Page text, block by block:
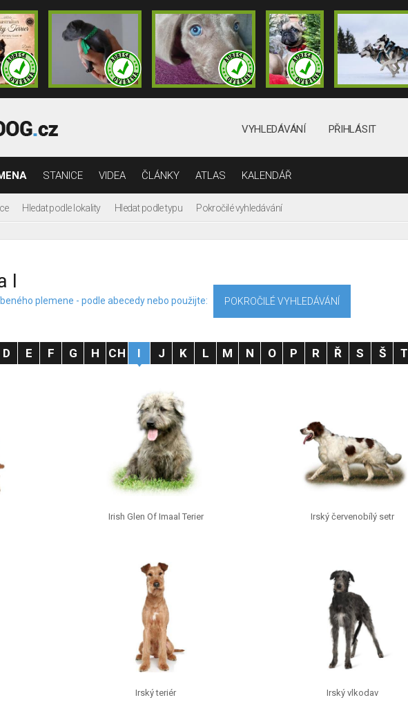
VYHLEDÁVÁNÍ PŘIHLÁSIT
STANICE VIDEA ČLÁNKY ATLAS KALENDÁŘ
Hledat podle lokality Hledat podle typu Pokročilé vyhledávání
I
plemene - podle abecedy nebo použijte: POKROČILÉ VYHLEDÁVÁNÍ
D E F G H CH I J K L M N O P R Ř S Š T
Irish Glen Of Imaal Terier Irský červenobílý setr
Irský teriér Irský vlkodav